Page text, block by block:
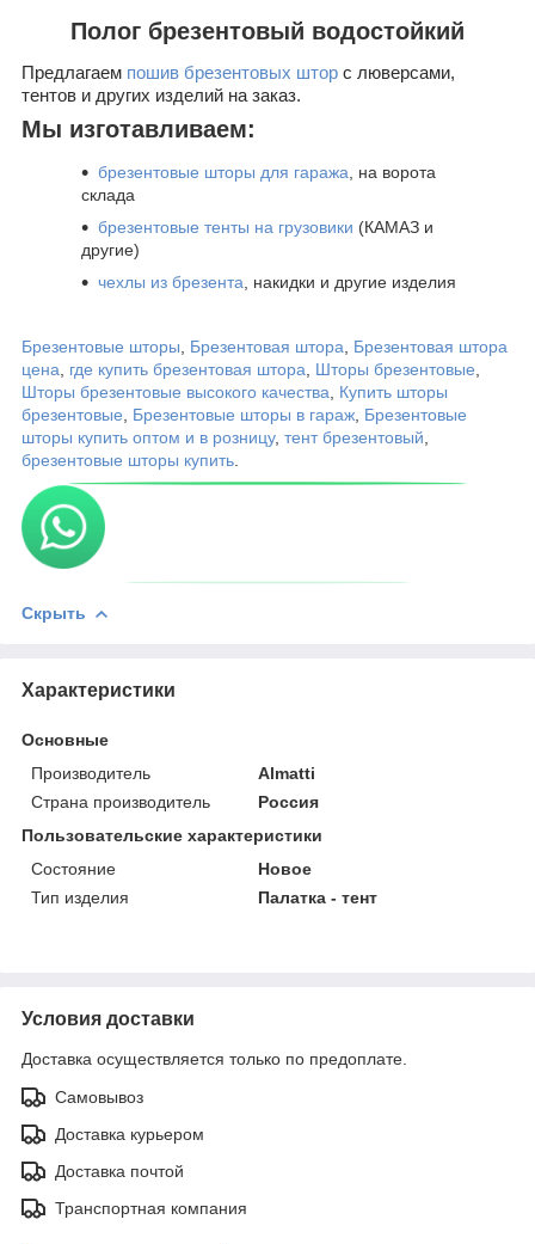
Полог брезентовый водостойкий
Предлагаем пошив брезентовых штор с люверсами,
тентов и других изделий на заказ.
Мы изготавливаем:
брезентовые шторы для гаража , на ворота
склада
брезентовые тенты на грузовики (КАМАЗ и
другие)
чехлы из брезента , накидки и другие изделия
Брезентовые шторы Брезентовая штора
Брезентовая штора
цена
где купить брезентовая штора Шторы брезентовые
Шторы брезентовые высокого качества
Купить шторы
брезентовые
Брезентовые шторы в гараж Брезентовые
шторы купить оптом и в розницу, тент брезентовый
брезентовые шторы купить
Скрыть
Характеристики
Основные
Производитель
Almatti
Страна производитель
Россия
Пользовательские характеристики
Состояние
Новое
Тип изделия
Палатка - тент
Условия доставки
Доставка осуществляется только по предоплате.
Самовывоз
Доставка курьером
Доставка почтой
Транспортная компания